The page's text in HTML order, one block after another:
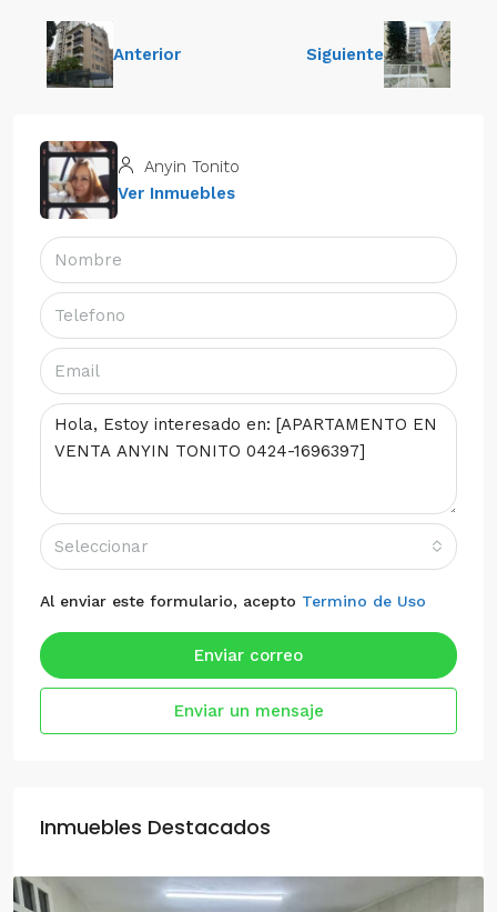
Anterior Siguiente
Anyin Tonito
Ver Inmuebles
Seleccionar
Al enviar este formulario, acepto Termino de Uso
Enviar correo
Enviar un mensaje
Inmuebles Destacados